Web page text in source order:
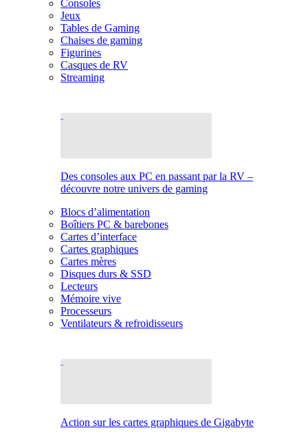
Consoles
Jeux
Tables de Gaming
Chaises de gaming
Figurines
Casques de RV
Streaming
Des consoles aux PC en passant par la RV –
découvre notre univers de gaming
Blocs d’alimentation
Boîtiers PC & barebones
Cartes d’interface
Cartes graphiques
Cartes mères
Disques durs & SSD
Lecteurs
Mémoire vive
Processeurs
Ventilateurs & refroidisseurs
Action sur les cartes graphiques de Gigabyte